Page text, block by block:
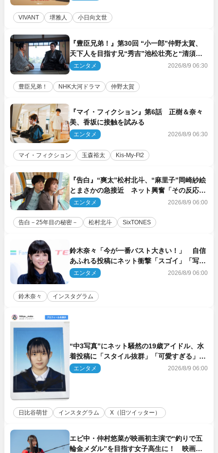
VIVANT 堺雅人 小日向文世
『豊臣兄弟！』第30回 “小一郎”仲野太賀、
天下人を目指す兄“秀吉”池松壮亮と“清須会
議”へ
エンタメ 2026/8/9 06:30
豊臣兄弟！ NHK大河ドラマ 仲野太賀
『マイ・フィクション』第6話 正樹＆奈々
美、香坂に接触を試みる
エンタメ 2026/8/9 06:30
マイ・フィクション 玉森裕太 Kis‐My‐Ft2
『告白』“爽太”松村北斗、“麻里子”岡崎紗絵
とまさかの急接近 ネット興奮「その反応
は」「いいの!?」（ネタバレあり）
エンタメ 2026/8/9 06:00
告白－25年目の秘密－ 松村北斗 SixTONES
鈴木奈々「今が一番バスト大きい！」 自信
あふれる投稿にネット衝撃「スゴイ」「写真
集を出して欲しい」
エンタメ 2026/8/9 06:00
鈴木奈々 インスタグラム
“中3写真”にネット騒然の19歳アイドル、水
着投稿に「スタイル抜群」「可愛すぎる」と
絶賛の声
エンタメ 2026/8/9 06:00
日比谷萌甘 インスタグラム X（旧ツイッター）
エビ中・仲村悠菜が映画初主演で“釣りで五
輪金メダル”を目指す女子高生に！ 映画